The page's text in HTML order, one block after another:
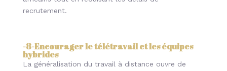
recrutement.
-8-Encourager le télétravail et les équipes
hybrides
La généralisation du travail à distance ouvre de